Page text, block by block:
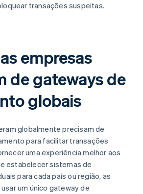
transações suspeitas.
empresas
de gateways de
globais
globalmente precisam de
para facilitar transações
uma experiência melhor aos
estabelecer sistemas de
para cada país ou região, as
um único gateway de